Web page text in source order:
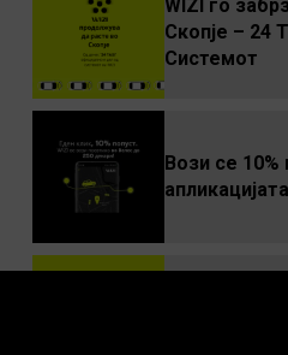
WIZI го
Скопје – 24
Системот
Вози се